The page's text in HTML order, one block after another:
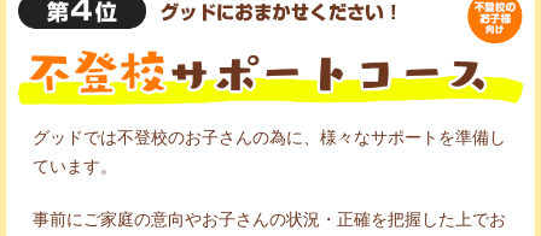
グッドでは不登校のお子さんの為に、様々なサポートを準備し
ています。
事前にご家庭の意向やお子さんの状況・正確を把握した上でお